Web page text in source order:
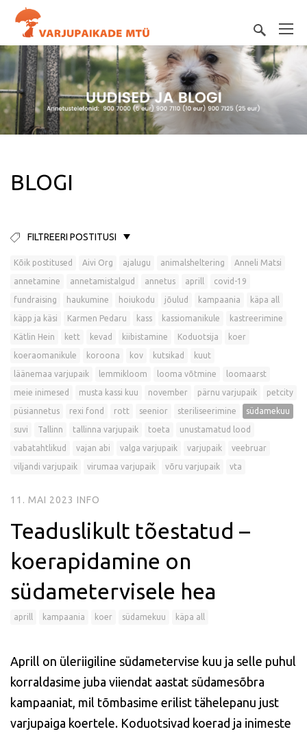
BLOGI
FILTREERI POSTITUSI
Kõik postitused Aivi Org ajalugu animalsheltering Anneli Matsi
annetamine annetamistalgud annetus aprill covid-19
fundraising haukumine hoiukodu jõulud kampaania käpa all
käpp ja käsi Karmen Pedaru kass kassiomanikule kastreerimine
Kätlin Hein kett kevad kiibistamine Koduotsija koer
koeraomanikule koroona kov kutsikad kuut
läänemaa varjupaik lemmikloom looma võtmine loomaarst
meie inimesed musta kassi kuu november pärnu varjupaik petcity
püsiannetus rexi fond rott seenior steriliseerimine südamekuu
suvi Tallinn tallinna varjupaik toeta unustamatud lood
vabatahtlikud vajan abi valga varjupaik varjupaik veebruar
viljandi varjupaik virumaa varjupaik võru varjupaik vta
11. MAI 2023 INFO
Teaduslikult tõestatud –
koerapidamine on
südametervisele hea
aprill kampaania koer südamekuu käpa all
Aprill on üleriigiline südametervise kuu ja selle puhul
korraldasime juba viiendat aastat südamesõbra
kampaaniat, mil tõmbasime erilist tähelepanu just
varjupaiga koertele. Koduotsivad koerad ja inimeste